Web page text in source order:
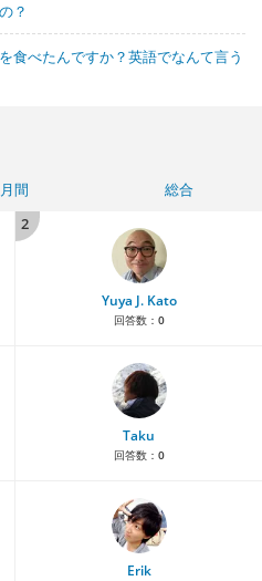
？
食べたんですか？英語でなんて言う
月間
総合
2
Yuya J. Kato
回答数： 0
Taku
回答数： 0
Erik